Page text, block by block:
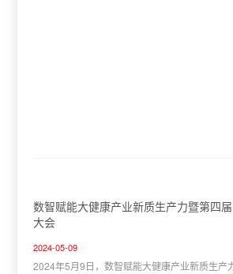
数智赋能大健康产业新质生产力暨第四
大会
2024-05-09
2024年5月9日，数智赋能大健康产业新质生产